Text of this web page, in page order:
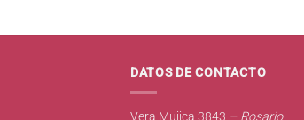
DATOS DE CONTACTO
Vera Mujica 3843 – Rosario